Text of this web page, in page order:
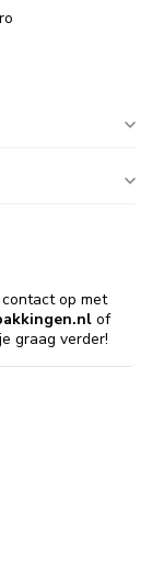
op met
of
graag verder!